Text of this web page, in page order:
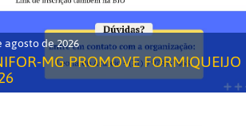
agosto de 2026
MG PROMOVE FORMIQUEIJO